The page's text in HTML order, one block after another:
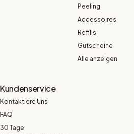
Peeling
Accessoires
Refills
Gutscheine
Alle anzeigen
Kundenservice
Kontaktiere Uns
FAQ
30 Tage